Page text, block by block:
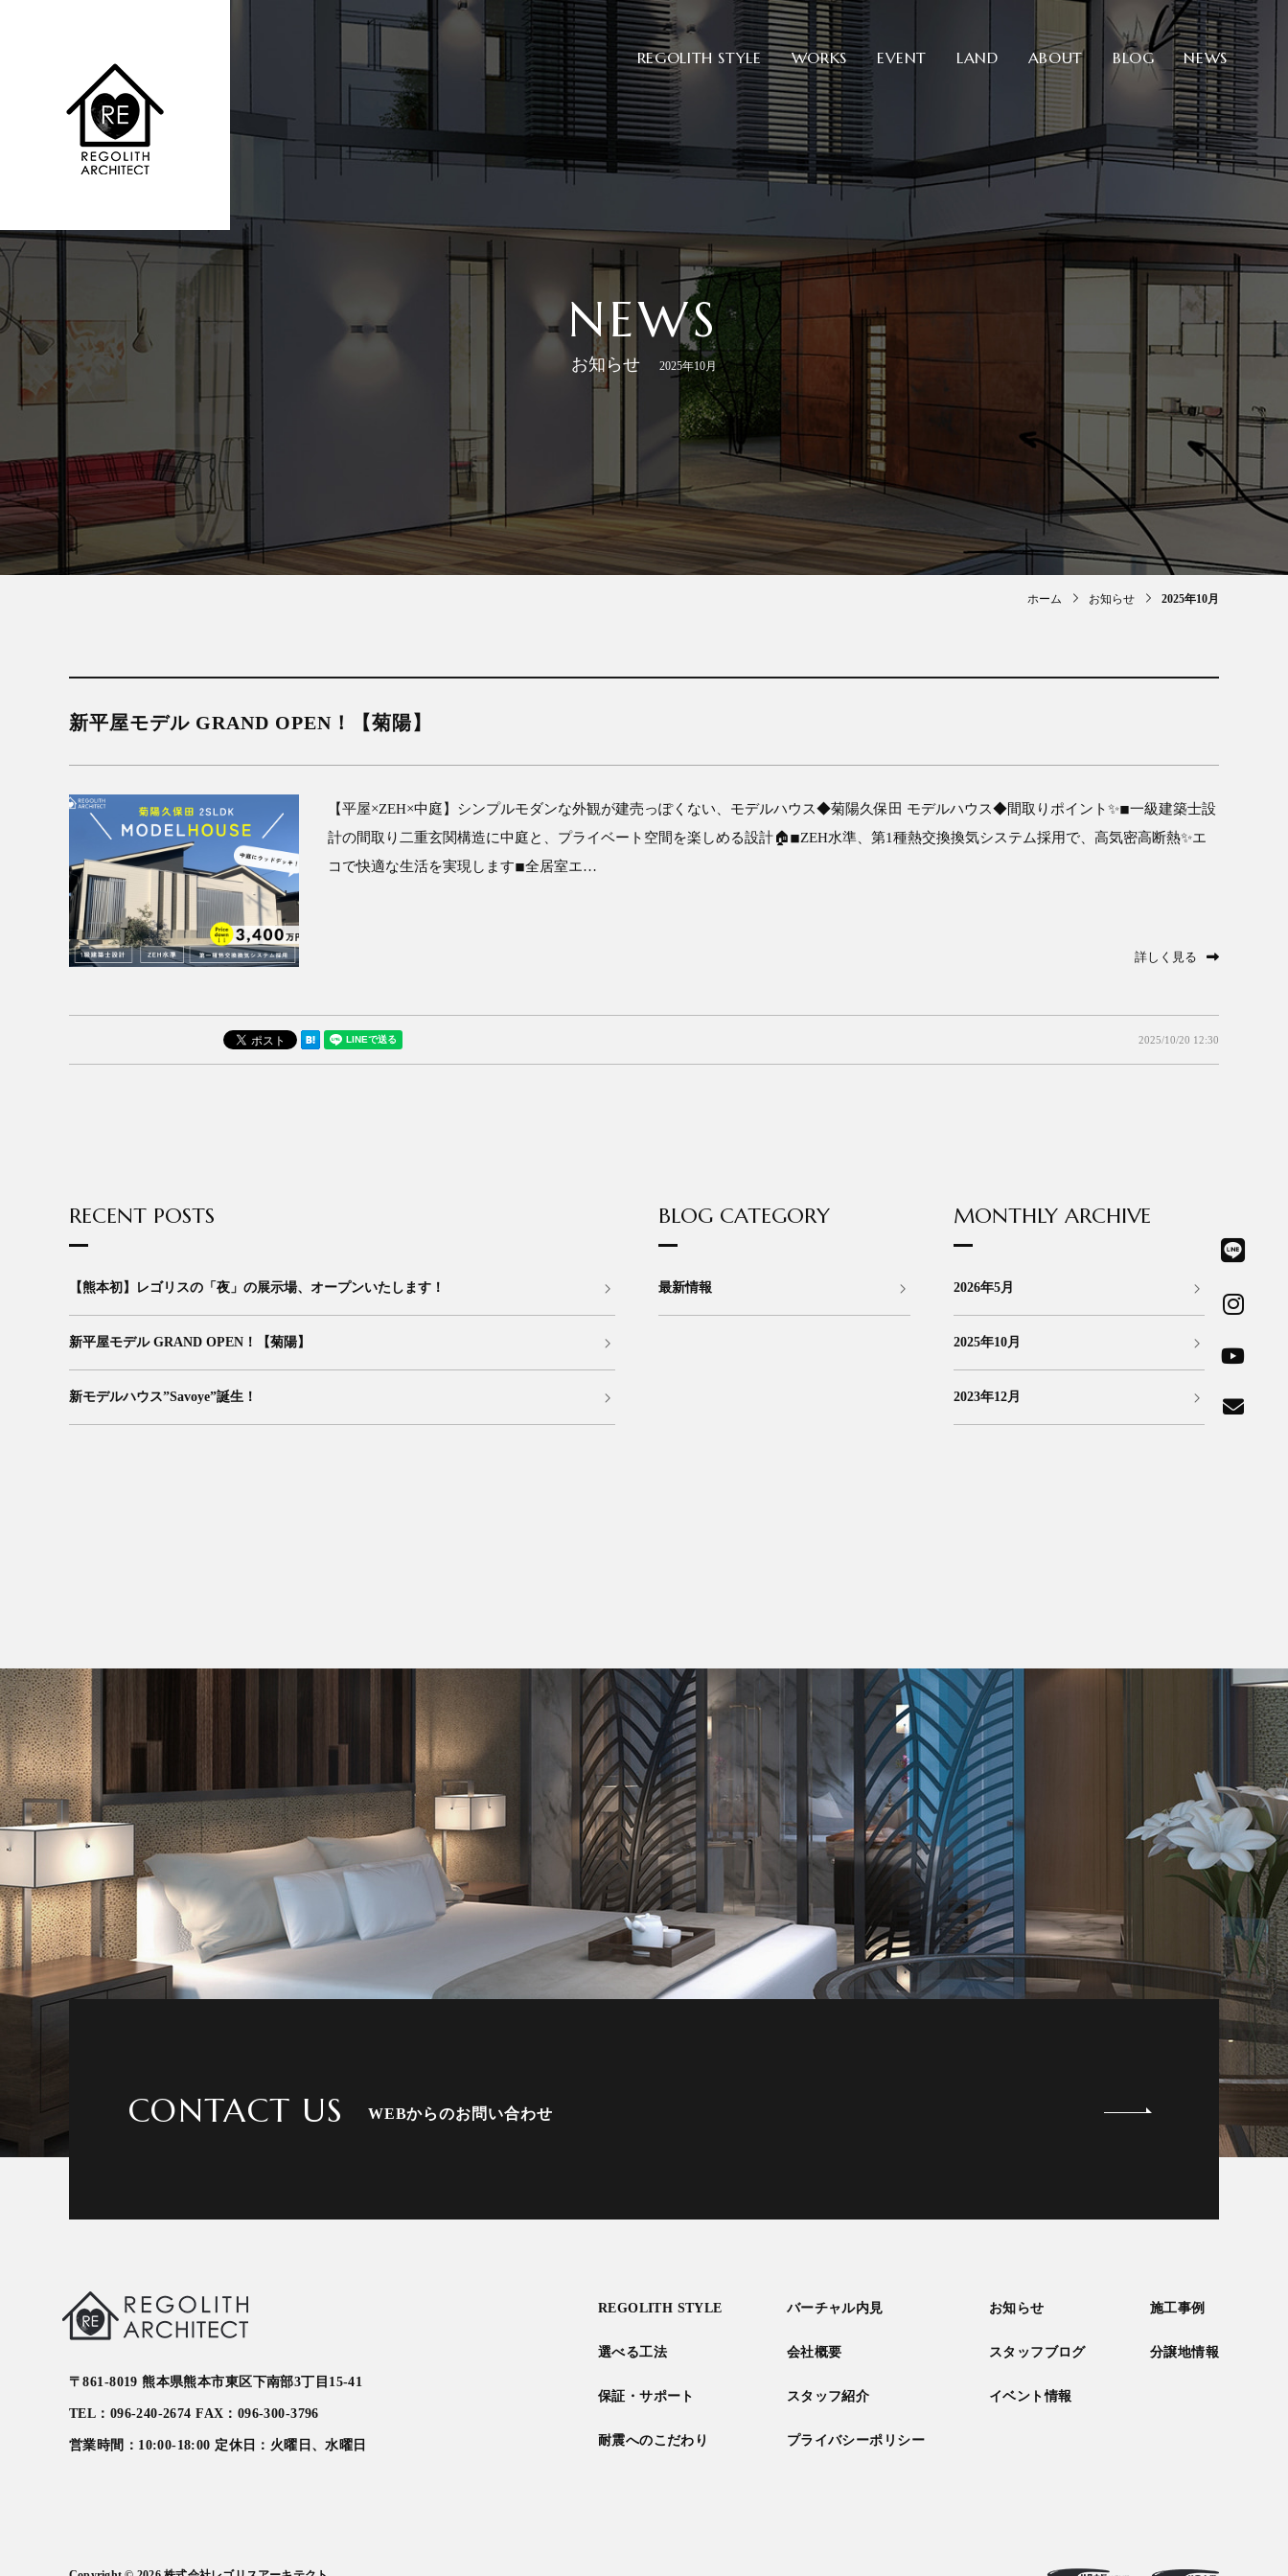
REGOLITH STYLE WORKS EVENT LAND ABOUT BLOG NEWS
NEWS
お知らせ 2025年10月
ホーム お知らせ 2025年10月
新平屋モデル GRAND OPEN！【菊陽】
【平屋×ZEH×中庭】シンプルモダンな外観が建売っぽくない、モデルハウス◆菊陽久保田 モデルハウス◆間取りポイント✨️◾︎一級建築士設
計の間取り二重玄関構造に中庭と、プライベート空間を楽しめる設計🏠◾︎ZEH水準、第1種熱交換換気システム採用で、高気密高断熱✨️エ
コで快適な生活を実現します◾︎全居室エ…
詳しく見る
2025/10/20 12:30
RECENT POSTS
【熊本初】レゴリスの「夜」の展示場、オープンいたします！
新平屋モデル GRAND OPEN！【菊陽】
新モデルハウス”Savoye”誕生！
BLOG CATEGORY
最新情報
MONTHLY ARCHIVE
2026年5月
2025年10月
2023年12月
CONTACT US WEBからのお問い合わせ
〒861-8019 熊本県熊本市東区下南部3丁目15-41
TEL：096-240-2674 FAX：096-300-3796
営業時間：10:00-18:00 定休日：火曜日、水曜日
REGOLITH STYLE
選べる工法
保証・サポート
耐震へのこだわり
バーチャル内見
会社概要
スタッフ紹介
プライバシーポリシー
お知らせ
スタッフブログ
イベント情報
施工事例
分譲地情報